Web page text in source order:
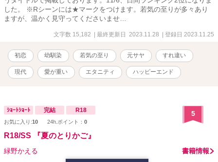
した。 ※Rシーンには★マークをつけます。若気の至りが多々あり
ますが、温かく見守ってくださいませ…
文字数 15,182 | 最終更新日 2023.11.28 | 登録日 2023.11.25
初恋 幼馴染 若気の至り 元サヤ すれ違い
現代 愛が重い エタニティ ハッピーエンド
ｼｮｰﾄｼｮｰﾄ 完結 R18
お気に入り:10 24h.ポイント： 0
5
R18/SS 『夏のとりかご』
緑野かえる 書籍情報